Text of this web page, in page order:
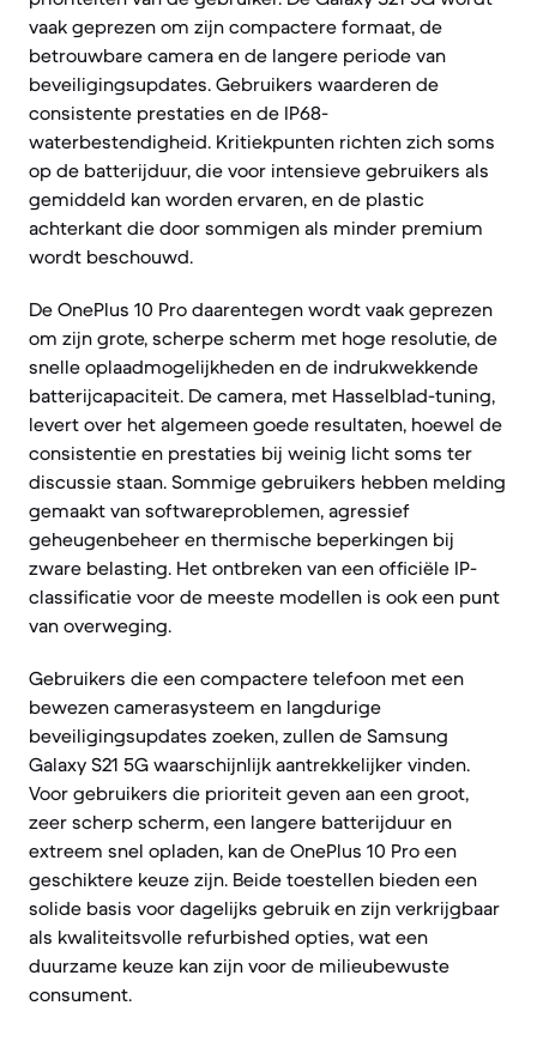
vaak geprezen om zijn compactere formaat, de
betrouwbare camera en de langere periode van
beveiligingsupdates. Gebruikers waarderen de
consistente prestaties en de IP68-
waterbestendigheid. Kritiekpunten richten zich soms
op de batterijduur, die voor intensieve gebruikers als
gemiddeld kan worden ervaren, en de plastic
achterkant die door sommigen als minder premium
wordt beschouwd.
De OnePlus 10 Pro daarentegen wordt vaak geprezen
om zijn grote, scherpe scherm met hoge resolutie, de
snelle oplaadmogelijkheden en de indrukwekkende
batterijcapaciteit. De camera, met Hasselblad-tuning,
levert over het algemeen goede resultaten, hoewel de
consistentie en prestaties bij weinig licht soms ter
discussie staan. Sommige gebruikers hebben melding
gemaakt van softwareproblemen, agressief
geheugenbeheer en thermische beperkingen bij
zware belasting. Het ontbreken van een officiële IP-
classificatie voor de meeste modellen is ook een punt
van overweging.
Gebruikers die een compactere telefoon met een
bewezen camerasysteem en langdurige
beveiligingsupdates zoeken, zullen de Samsung
Galaxy S21 5G waarschijnlijk aantrekkelijker vinden.
Voor gebruikers die prioriteit geven aan een groot,
zeer scherp scherm, een langere batterijduur en
extreem snel opladen, kan de OnePlus 10 Pro een
geschiktere keuze zijn. Beide toestellen bieden een
solide basis voor dagelijks gebruik en zijn verkrijgbaar
als kwaliteitsvolle refurbished opties, wat een
duurzame keuze kan zijn voor de milieubewuste
consument.